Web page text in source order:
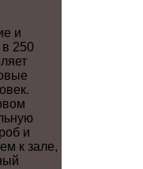
и
250
и
к зале,